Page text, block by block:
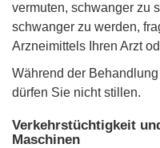
vermuten, schwanger zu
schwanger zu werden,
Arzneimittels Ihren Arzt
Während der
dürfen Sie nicht stillen.
Verkehrstüchtigkeit
Maschinen